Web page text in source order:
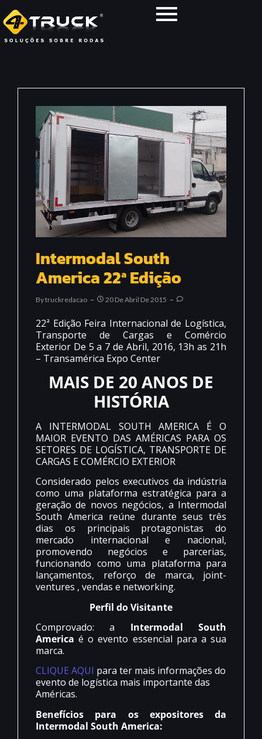
Intermodal South
America 22ª Edição
ByTruckredacao 20 De Abril De 2015
22ª Edição Feira Internacional de Logística,
Transporte de Cargas e Comércio
Exterior De 5 a 7 de Abril, 2016, 13h as 21h
– Transamérica Expo Center
MAIS DE 20 ANOS DE
HISTÓRIA
A INTERMODAL SOUTH AMERICA É O
MAIOR EVENTO DAS AMÉRICAS PARA OS
SETORES DE LOGÍSTICA, TRANSPORTE DE
CARGAS E COMÉRCIO EXTERIOR
Considerado pelos executivos da indústria
como uma plataforma estratégica para a
geração de novos negócios, a Intermodal
South America reúne durante seus três
dias os principais protagonistas do
mercado internacional e nacional,
promovendo negócios e parcerias,
funcionando como uma plataforma para
lançamentos, reforço de marca, joint-
ventures , vendas e networking.
Perfil do Visitante
Comprovado: a Intermodal South
America é o evento essencial para a sua
marca.
CLIQUE AQUI para ter mais informações do
evento de logística mais importante das
Américas.
Benefícios para os expositores da
Intermodal South America: